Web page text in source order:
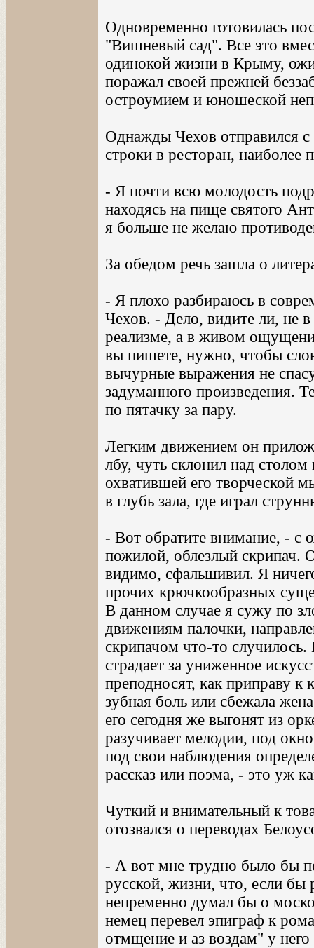
Одновременно готовилась
"Вишневый сад". Все это
одинокой жизни в Крыму,
поражал своей прежней
остроумием и юношеской
Однажды Чехов отправился
строки в ресторан,
- Я почти всю молодость
находясь на пище святого
я больше не желаю
За обедом речь зашла о
- Я плохо разбираюсь в
Чехов. - Дело, видите ли, не
реализме, а в живом
вы пишете, нужно, чтобы
вычурные выражения не
задуманного произведения.
по пятачку за пару.
Легким движением он
лбу, чуть склонил над
охватившей его творческой
в глубь зала, где играл
- Вот обратите внимание, - с
пожилой, облезлый скрипач.
видимо, сфальшивил. Я
прочих крючкообразных
В данном случае я сужу по
движениям палочки,
скрипачом что-то случилось.
страдает за униженное
преподносят, как приправу
зубная боль или сбежала
его сегодня же выгонят из
разучивает мелодии, под
под свои наблюдения
рассказ или поэма, - это уж
Чуткий и внимательный к
отозвался о переводах
- А вот мне трудно было бы
русской, жизни, что, если бы
непременно думал бы о
немец перевел эпиграф к
отмщение и аз воздам" у